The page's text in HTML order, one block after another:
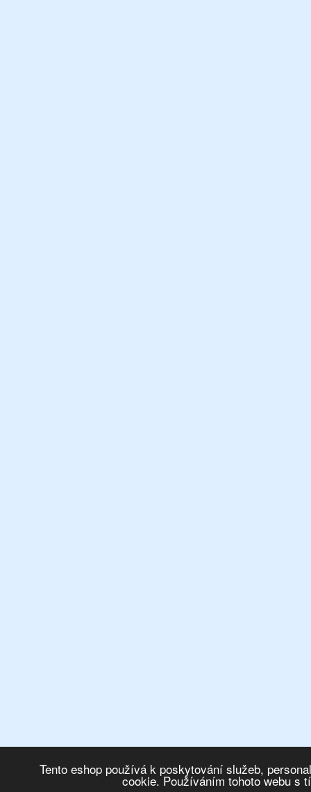
Tento eshop používá k poskytování služeb,
cookie. Používáním tohoto webu s